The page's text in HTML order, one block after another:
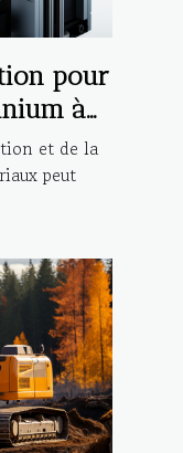
pour
à
et de la
peut